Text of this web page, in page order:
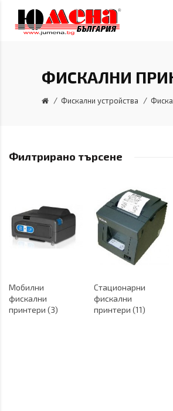
ФИСКАЛНИ
Фискални устройства
Филтрирано търсене
Мобилни
фискални
принтери (3)
Стационарни
фискални
принтери (11)